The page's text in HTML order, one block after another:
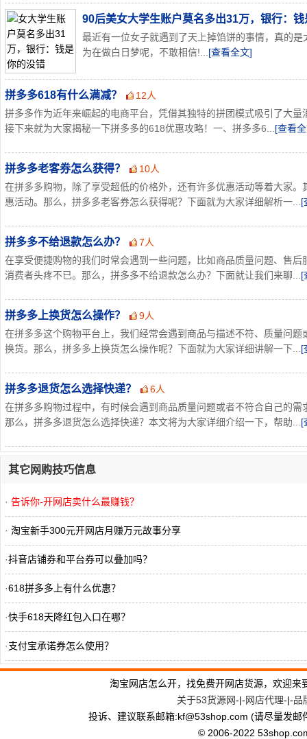
90后美女大学生账户莫名多出31万，银行：
最近有一位女子就遇到了天上掉馅饼的事情，真的
为在做白日梦呢，不敢相信!... [查看全文]
拼多多618有什么满减？
12人
拼多多作为近年来崛起的电商平台，凭借其独特的拼团模式吸引了大
接下来就为大家揭秘一下拼多多的618优惠攻略！一、拼多多6... [查看
拼多多老客券怎么获得？
10人
在拼多多购物，除了享受超低的价格外，还有许多优惠活动等着大家
惠活动。那么，拼多多老客券怎么获得呢？下面就为大家详细解析一... [
拼多多不给退款怎么办？
7人
在享受便捷购物的我们时常会遇到一些问题，比如商品质量问题、售
消费者头疼不已。那么，拼多多不给退款怎么办？下面就让我们来聊... [
拼多多上换货怎么操作？
9人
在拼多多这个购物平台上，我们经常会遇到商品与描述不符、质量问
换货。那么，拼多多上换货怎么操作呢？下面就为大家详细讲解一下... [
拼多多退货怎么选择快递？
6人
在拼多多购物过程中，有时候会遇到商品质量问题或者不符合自己的
那么，拼多多退货怎么选择快递？本文将为大家详细介绍一下，帮助... [
其它网购技巧信息
· 告诉你-开网店卖什么最赚钱？
· 淘宝新手300元开网店月赚万元故事分享
·抖音店铺券和平台券可以叠加吗？
·618拼多多上有什么优惠？
·快手618天降红包入口在哪？
·支付宝承诺券怎么使用？
·支付宝承诺券怎么领取？
淘宝网店怎么开，找免费开网店货源，欢迎
关于53货源网-|-网店代理-|-品
投诉、建议联系邮箱:kf@53shop.com (请尽量发
© 2006-2022